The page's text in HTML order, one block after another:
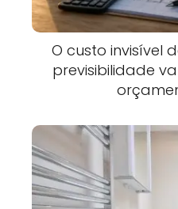
O custo invisível
previsibilidade